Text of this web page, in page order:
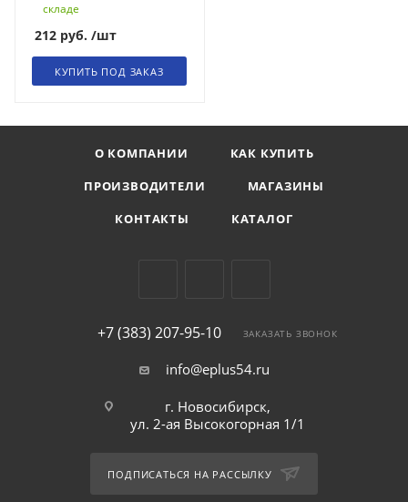
складе
212 руб. /шт
КУПИТЬ ПОД ЗАКАЗ
О КОМПАНИИ
КАК КУПИТЬ
ПРОИЗВОДИТЕЛИ
МАГАЗИНЫ
КОНТАКТЫ
КАТАЛОГ
+7 (383) 207-95-10 ЗАКАЗАТЬ ЗВОНОК
info@eplus54.ru
г. Новосибирск,
ул. 2-ая Высокогорная 1/1
ПОДПИСАТЬСЯ НА РАССЫЛКУ